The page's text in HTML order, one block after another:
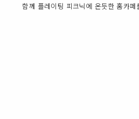
함께 플레이팅 피크닉에 온듯한 홈카